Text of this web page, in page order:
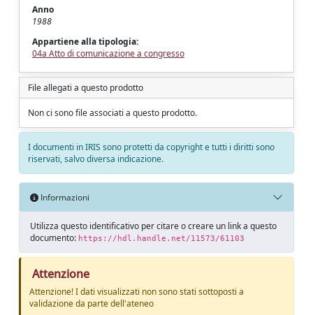
Anno
1988
Appartiene alla tipologia:
04a Atto di comunicazione a congresso
File allegati a questo prodotto
Non ci sono file associati a questo prodotto.
I documenti in IRIS sono protetti da copyright e tutti i diritti sono
riservati, salvo diversa indicazione.
Informazioni
Utilizza questo identificativo per citare o creare un link a questo
documento: https://hdl.handle.net/11573/61103
Attenzione
Attenzione! I dati visualizzati non sono stati sottoposti a
validazione da parte dell'ateneo